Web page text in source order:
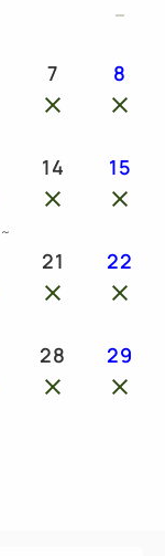
7 8
～
14 15
21 22
28 29